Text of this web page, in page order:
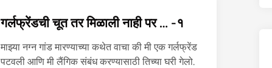
गर्लफ्रेंडची चूत तर मिळाली नाही पर … -१
माझ्या नग्न गांड मारण्याच्या कथेत वाचा की मी एक गर्लफ्रेंड
पटवली आणि मी लैंगिक संबंध करण्यासाठी तिच्या घरी गेलो.